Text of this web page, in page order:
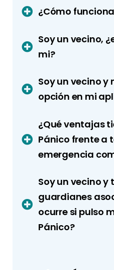
¿Cómo
Soy un vecino,
mi?
Soy un vecino y
opción en mi
¿Qué ventajas
Pánico frente a
emergencia
Soy un vecino y
guardianes
ocurre si pulso
Pánico?